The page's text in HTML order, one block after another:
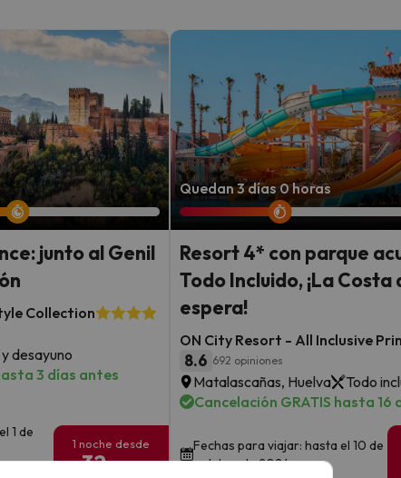
junto al Genil
Collection
desayuno
3 días antes
1 de
1 noche desde
32€
Quedan 3 días 0 horas
Resort 4* con parque
Todo Incluido, ¡La Costa
espera!
ON City Resort - All Inclusive
8.6 692 opiniones
Matalascañas, Huelva
Todo
Cancelación GRATIS hasta 16
Fechas para viajar: hasta el 10 de
octubre de 2026.